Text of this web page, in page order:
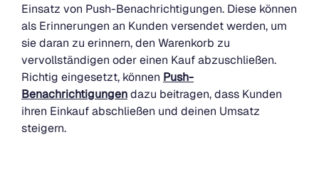
Einsatz von Push-Benachrichtigungen. Diese können
als Erinnerungen an Kunden versendet werden, um
sie daran zu erinnern, den Warenkorb zu
vervollständigen oder einen Kauf abzuschließen.
Richtig eingesetzt, können Push-
Benachrichtigungendazu beitragen, dass Kunden
ihren Einkauf abschließen und deinen Umsatz
steigern.